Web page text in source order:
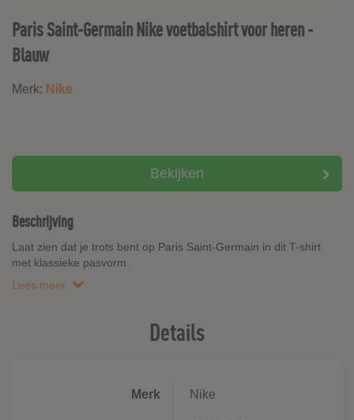
Paris Saint-Germain Nike voetbalshirt voor heren -
Blauw
Merk: Nike
Bekijken
Beschrijving
Laat zien dat je trots bent op Paris Saint-Germain in dit T-shirt
met klassieke pasvorm.
Lees meer
Details
Merk Nike